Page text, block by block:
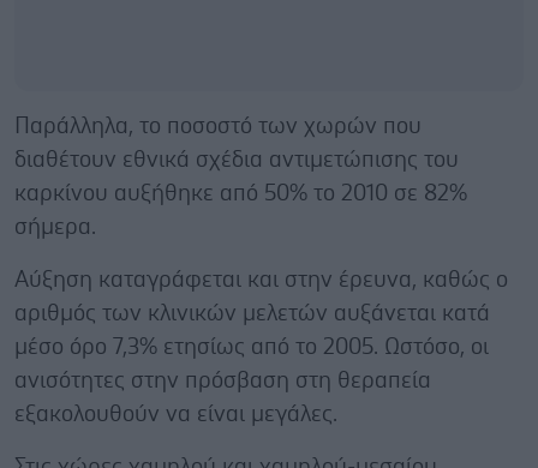
Παράλληλα, το ποσοστό των χωρών που
διαθέτουν εθνικά σχέδια αντιμετώπισης του
καρκίνου αυξήθηκε από 50% το 2010 σε 82%
σήμερα.
Αύξηση καταγράφεται και στην έρευνα, καθώς ο
αριθμός των κλινικών μελετών αυξάνεται κατά
μέσο όρο 7,3% ετησίως από το 2005. Ωστόσο, οι
ανισότητες στην πρόσβαση στη θεραπεία
εξακολουθούν να είναι μεγάλες.